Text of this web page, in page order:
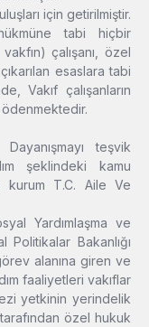
için getirilmiştir.
tabi hiçbir
çalışanı, özel
esaslara tabi
Vakıf çalışanların
teşvik
şeklindeki kamu
kurum T.C. Aile Ve
Yardımlaşma ve
Politikalar Bakanlığı
alanına giren ve
faaliyetleri vakıflar
yetkinin yerindelik
özel hukuk